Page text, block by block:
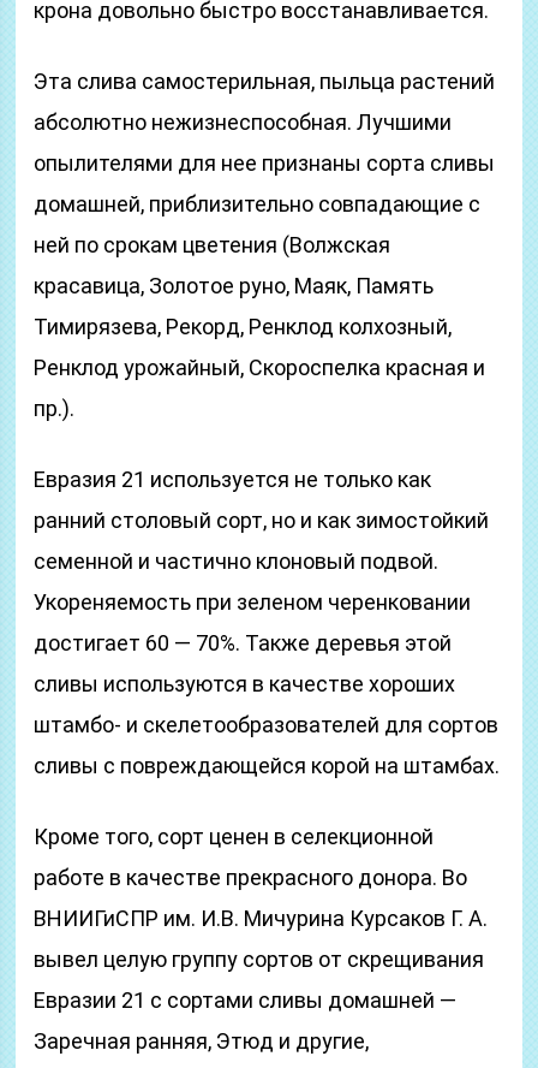
крона довольно быстро восстанавливается.
Эта слива самостерильная, пыльца растений
абсолютно нежизнеспособная. Лучшими
опылителями для нее признаны сорта сливы
домашней, приблизительно совпадающие с
ней по срокам цветения (Волжская
красавица, Золотое руно, Маяк, Память
Тимирязева, Рекорд, Ренклод колхозный,
Ренклод урожайный, Скороспелка красная и
пр.).
Евразия 21 используется не только как
ранний столовый сорт, но и как зимостойкий
семенной и частично клоновый подвой.
Укореняемость при зеленом черенковании
достигает 60 — 70%. Также деревья этой
сливы используются в качестве хороших
штамбо- и скелетообразователей для сортов
сливы с повреждающейся корой на штамбах.
Кроме того, сорт ценен в селекционной
работе в качестве прекрасного донора. Во
ВНИИГиСПР им. И.В. Мичурина Курсаков Г. А.
вывел целую группу сортов от скрещивания
Евразии 21 с сортами сливы домашней —
Заречная ранняя, Этюд и другие,